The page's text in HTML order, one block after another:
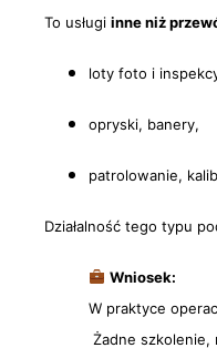
To usługi inne niż
loty foto i
opryski, banery,
patrolowanie,
Działalność tego typu
Wniosek:
W praktyce
Żadne szkolenie,